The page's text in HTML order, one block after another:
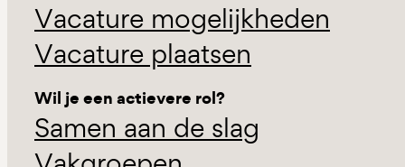
Vacature mogelijkheden
Vacature plaatsen
Wil je een actievere rol?
Samen aan de slag